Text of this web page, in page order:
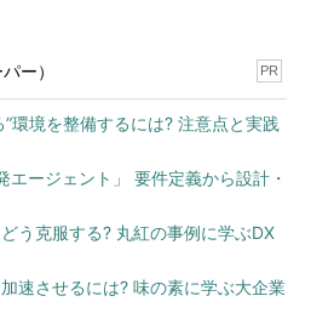
ー） PR
環境を整備するには? 注意点と実践
エージェント」 要件定義から設計・
う克服する? 丸紅の事例に学ぶDX
速させるには? 味の素に学ぶ大企業